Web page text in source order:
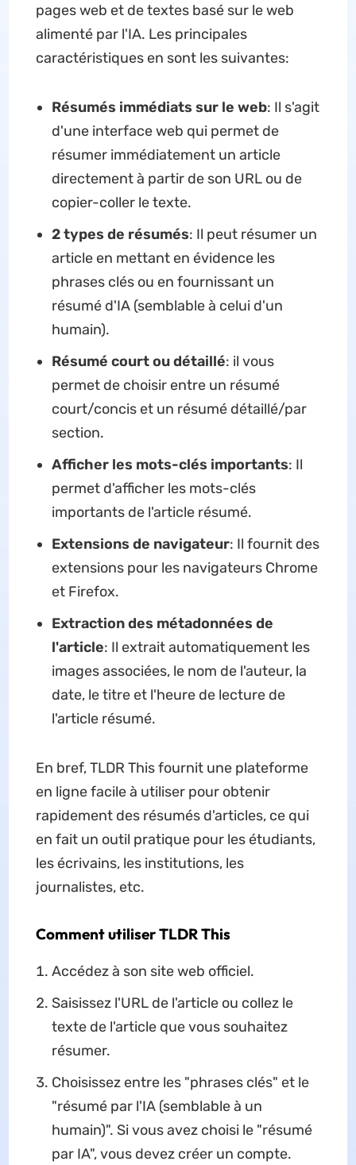
pages web et de textes basé sur le web
alimenté par l'IA. Les principales
caractéristiques en sont les suivantes:
Résumés immédiats sur le web: Il s'agit
d'une interface web qui permet de
résumer immédiatement un article
directement à partir de son URL ou de
copier-coller le texte.
2 types de résumés: Il peut résumer un
article en mettant en évidence les
phrases clés ou en fournissant un
résumé d'IA (semblable à celui d'un
humain).
Résumé court ou détaillé: il vous
permet de choisir entre un résumé
court/concis et un résumé détaillé/par
section.
Afficher les mots-clés importants: Il
permet d'afficher les mots-clés
importants de l'article résumé.
Extensions de navigateur: Il fournit des
extensions pour les navigateurs Chrome
et Firefox.
Extraction des métadonnées de
l'article: Il extrait automatiquement les
images associées, le nom de l'auteur, la
date, le titre et l'heure de lecture de
l'article résumé.
En bref, TLDR This fournit une plateforme
en ligne facile à utiliser pour obtenir
rapidement des résumés d'articles, ce qui
en fait un outil pratique pour les étudiants,
les écrivains, les institutions, les
journalistes, etc.
Comment utiliser TLDR This
Accédez à son site web officiel.
Saisissez l'URL de l'article ou collez le
texte de l'article que vous souhaitez
résumer.
Choisissez entre les "phrases clés" et le
"résumé par l'IA (semblable à un
humain)". Si vous avez choisi le "résumé
par IA", vous devez créer un compte.